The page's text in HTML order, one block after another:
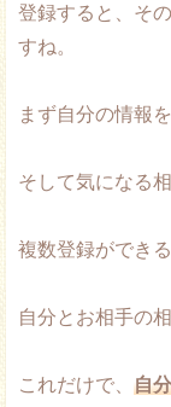
登録すると、そ
すね。
まず自分の情報
そして気になる
複数登録ができ
自分とお相手の
これだけで、 自